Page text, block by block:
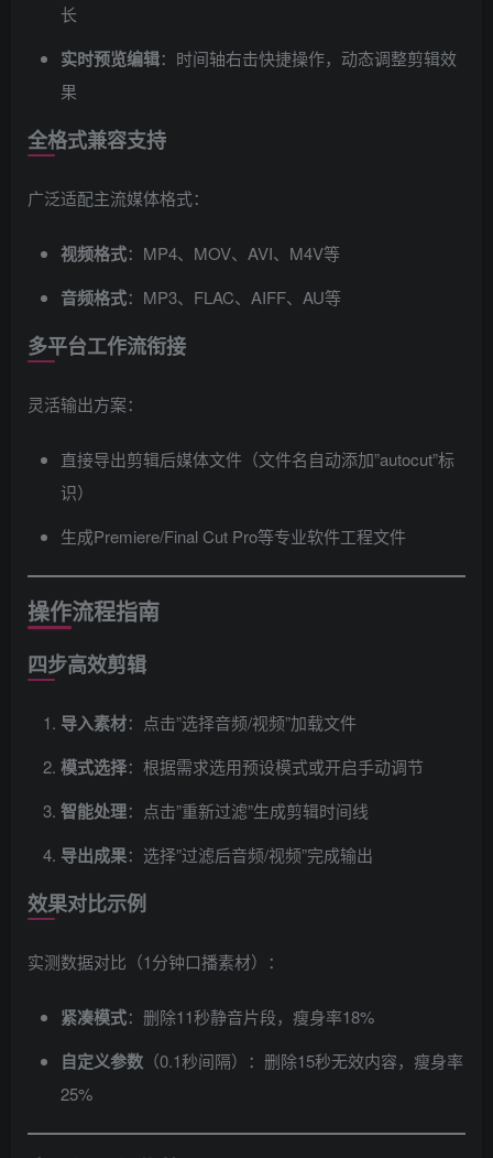
长
实时预览编辑：时间轴右击快捷操作，动态调整剪辑效
果
全格式兼容支持
广泛适配主流媒体格式：
视频格式：MP4、MOV、AVI、M4V等
音频格式：MP3、FLAC、AIFF、AU等
多平台工作流衔接
灵活输出方案：
直接导出剪辑后媒体文件（文件名自动添加”autocut”标
识）
生成Premiere/Final Cut Pro等专业软件工程文件
操作流程指南
四步高效剪辑
导入素材：点击”选择音频/视频”加载文件
模式选择：根据需求选用预设模式或开启手动调节
智能处理：点击”重新过滤”生成剪辑时间线
导出成果：选择”过滤后音频/视频”完成输出
效果对比示例
实测数据对比（1分钟口播素材）：
紧凑模式：删除11秒静音片段，瘦身率18%
自定义参数 （0.1秒间隔）：删除15秒无效内容，瘦身率
25%